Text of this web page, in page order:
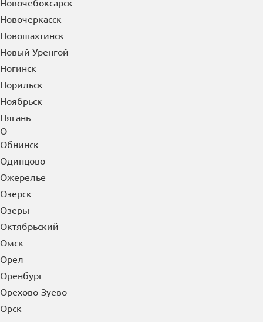
Новоуральск
Новочебоксарск
Новочеркасск
Новошахтинск
Новый Уренгой
Ногинск
Норильск
Ноябрьск
Нягань
О
Обнинск
Одинцово
Ожерелье
Озерск
Озеры
Октябрьский
Омск
Орел
Оренбург
Орехово-Зуево